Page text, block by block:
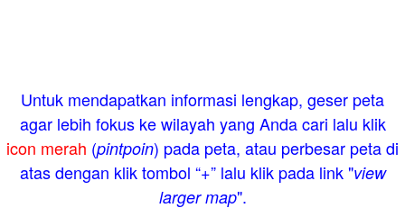
Untuk mendapatkan informasi lengkap, geser peta
agar lebih fokus ke wilayah yang Anda cari lalu klik
icon merah (pintpoin) pada peta, atau perbesar peta di
atas dengan klik tombol “+” lalu klik pada link "view
larger map".